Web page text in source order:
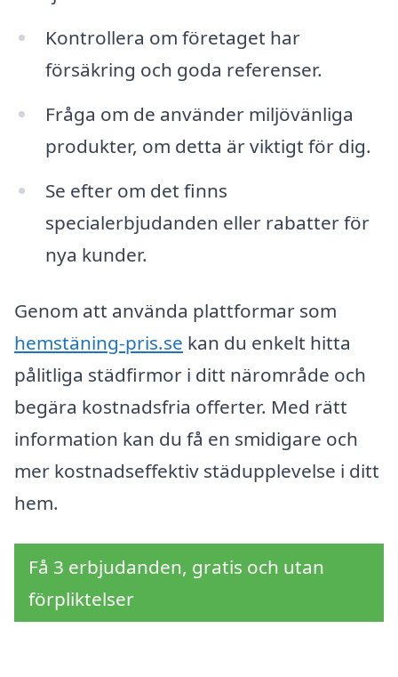
Kontrollera om företaget har
försäkring och goda referenser.
Fråga om de använder miljövänliga
produkter, om detta är viktigt för dig.
Se efter om det finns
specialerbjudanden eller rabatter för
nya kunder.
Genom att använda plattformar som
hemstäning-pris.se kan du enkelt hitta
pålitliga städfirmor i ditt närområde och
begära kostnadsfria offerter. Med rätt
information kan du få en smidigare och
mer kostnadseffektiv städupplevelse i ditt
hem.
Få 3 erbjudanden, gratis och utan
förpliktelser